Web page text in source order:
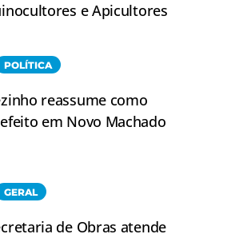
e Apicultores
POLÍTICA
reassume como
em Novo Machado
GERAL
de Obras atende